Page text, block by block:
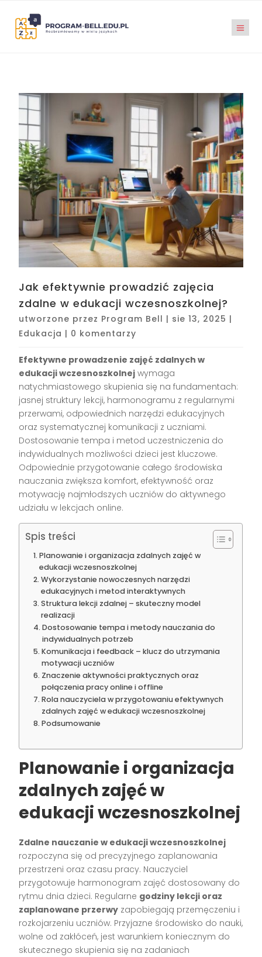
Jak efektywnie prowadzić zajęcia
zdalne w edukacji wczesnoszkolnej?
utworzone przez Program Bell | sie 13, 2025 |
Edukacja | 0 komentarzy
Efektywne prowadzenie zajęć zdalnych w
edukacji wczesnoszkolnej wymaga
natychmiastowego skupienia się na fundamentach:
jasnej struktury lekcji, harmonogramu z regularnymi
przerwami, odpowiednich narzędzi edukacyjnych
oraz systematycznej komunikacji z uczniami.
Dostosowanie tempa i metod uczestniczenia do
indywidualnych możliwości dzieci jest kluczowe.
Odpowiednie przygotowanie całego środowiska
nauczania zwiększa komfort, efektywność oraz
motywację najmłodszych uczniów do aktywnego
udziału w lekcjach online.
Spis treści
Planowanie i organizacja zdalnych zajęć w
edukacji wczesnoszkolnej
Wykorzystanie nowoczesnych narzędzi
edukacyjnych i metod interaktywnych
Struktura lekcji zdalnej – skuteczny model
realizacji
Dostosowanie tempa i metody nauczania do
indywidualnych potrzeb
Komunikacja i feedback – klucz do utrzymania
motywacji uczniów
Znaczenie aktywności praktycznych oraz
połączenia pracy online i offline
Rola nauczyciela w przygotowaniu efektywnych
zdalnych zajęć w edukacji wczesnoszkolnej
Podsumowanie
Planowanie i organizacja
zdalnych zajęć w
edukacji wczesnoszkolnej
Zdalne nauczanie w edukacji wczesnoszkolnej
rozpoczyna się od precyzyjnego zaplanowania
przestrzeni oraz czasu pracy. Nauczyciel
przygotowuje harmonogram zajęć dostosowany do
rytmu dnia dzieci. Regularne godziny lekcji oraz
zaplanowane przerwy zapobiegają przemęczeniu i
rozkojarzeniu uczniów. Przyjazne środowisko do nauki,
wolne od zakłóceń, jest warunkiem koniecznym do
skutecznego skupienia się na zadaniach